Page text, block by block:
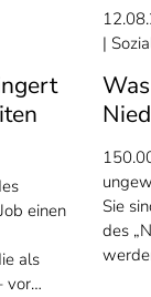
einen
als
vor…
Sie
des